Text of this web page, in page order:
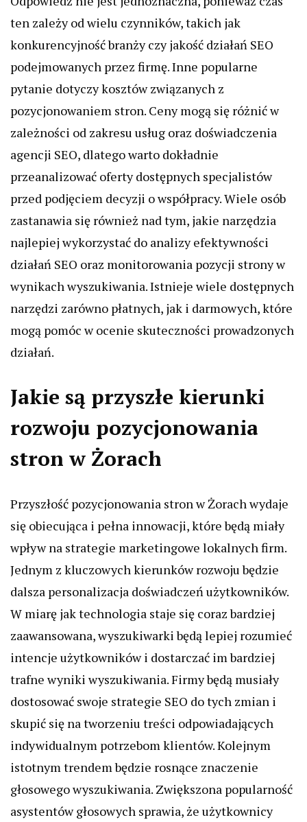
ten zależy od wielu czynników, takich jak
konkurencyjność branży czy jakość działań SEO
podejmowanych przez firmę. Inne popularne
pytanie dotyczy kosztów związanych z
pozycjonowaniem stron. Ceny mogą się różnić w
zależności od zakresu usług oraz doświadczenia
agencji SEO, dlatego warto dokładnie
przeanalizować oferty dostępnych specjalistów
przed podjęciem decyzji o współpracy. Wiele osób
zastanawia się również nad tym, jakie narzędzia
najlepiej wykorzystać do analizy efektywności
działań SEO oraz monitorowania pozycji strony w
wynikach wyszukiwania. Istnieje wiele dostępnych
narzędzi zarówno płatnych, jak i darmowych, które
mogą pomóc w ocenie skuteczności prowadzonych
działań.
Jakie są przyszłe kierunki
rozwoju pozycjonowania
stron w Żorach
Przyszłość pozycjonowania stron w Żorach wydaje
się obiecująca i pełna innowacji, które będą miały
wpływ na strategie marketingowe lokalnych firm.
Jednym z kluczowych kierunków rozwoju będzie
dalsza personalizacja doświadczeń użytkowników.
W miarę jak technologia staje się coraz bardziej
zaawansowana, wyszukiwarki będą lepiej rozumieć
intencje użytkowników i dostarczać im bardziej
trafne wyniki wyszukiwania. Firmy będą musiały
dostosować swoje strategie SEO do tych zmian i
skupić się na tworzeniu treści odpowiadających
indywidualnym potrzebom klientów. Kolejnym
istotnym trendem będzie rosnące znaczenie
głosowego wyszukiwania. Zwiększona popularność
asystentów głosowych sprawia, że użytkownicy